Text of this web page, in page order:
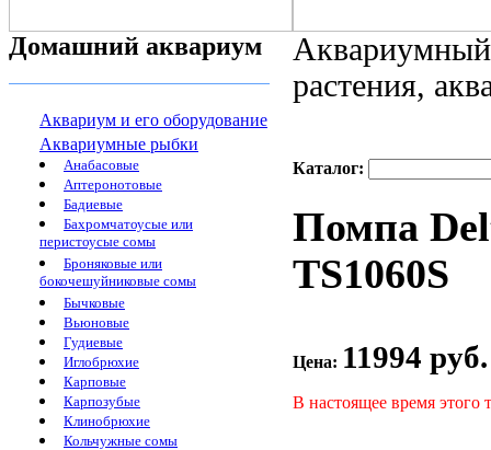
Домашний аквариум
Аквариум и его оборудование
Аквариумные рыбки
Анабасовые
Аптеронотовые
Бадиевые
Бахромчатоусые или
перистоусые сомы
Броняковые или
бокочешуйниковые сомы
Бычковые
Вьюновые
Гудиевые
Иглобрюхие
Карповые
Карпозубые
Клинобрюхие
Кольчужные сомы
растения,
Каталог:
Помпа
TS1060S
Цена: 11994 руб.
В настоящее время этого